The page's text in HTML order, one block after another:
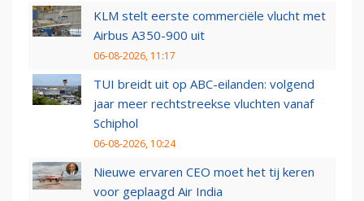
KLM stelt eerste commerciële vlucht met
Airbus A350-900 uit
06-08-2026, 11:17
TUI breidt uit op ABC-eilanden: volgend
jaar meer rechtstreekse vluchten vanaf
Schiphol
06-08-2026, 10:24
Nieuwe ervaren CEO moet het tij keren
voor geplaagd Air India